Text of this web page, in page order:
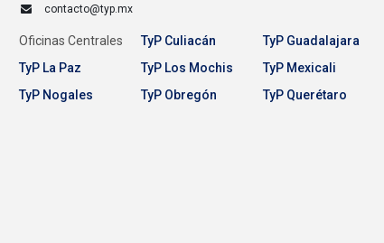
contacto@typ.mx
Oficinas Centrales TyP Culiacán TyP Guadalajara
TyP La Paz
TyP Los Mochis TyP Mexicali
TyP Nogales
TyP Obregón TyP Querétaro